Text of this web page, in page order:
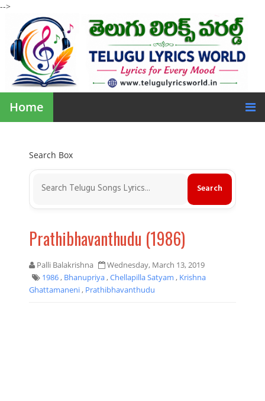
-->
Home
Search Box
Prathibhavanthudu (1986)
Palli Balakrishna
Wednesday, March 13, 2019
1986, Bhanupriya,Chellapilla Satyam , Krishna
Ghattamaneni, Prathibhavanthudu